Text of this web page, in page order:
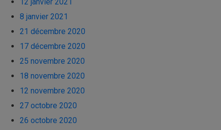
8 janvier 2021
21 décembre 2020
17 décembre 2020
25 novembre 2020
18 novembre 2020
12 novembre 2020
27 octobre 2020
26 octobre 2020